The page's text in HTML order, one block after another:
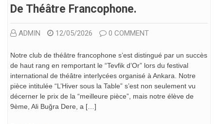
De Théâtre Francophone.
ADMIN 12/05/2026 0 COMMENT
Notre club de théâtre francophone s’est distingué par un succès
de haut rang en remportant le “Tevfik d’Or” lors du festival
international de théâtre interlycées organisé à Ankara. Notre
pièce intitulée “L’Hiver sous la Table” s’est non seulement vu
décerner le prix de la “meilleure pièce”, mais notre élève de
9ème, Ali Buğra Dere, a […]